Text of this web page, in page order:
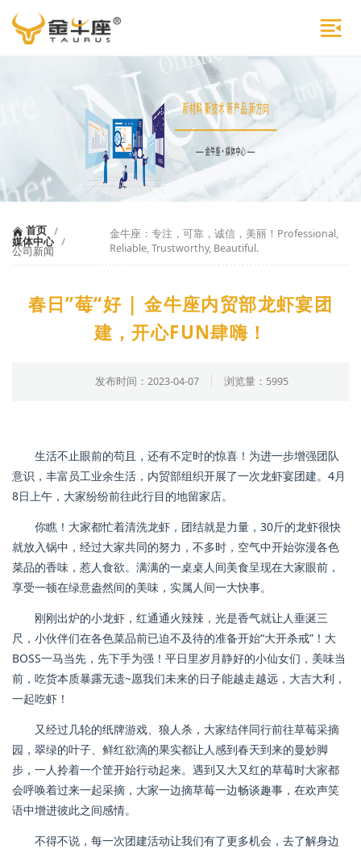
首页 /
媒体中心 /
公司新闻
金牛座：专注，可靠，诚信，美丽！Professional,
Reliable, Trustworthy, Beautiful.
春日”莓“好 | 金牛座内贸部龙虾宴团
建，开心FUN肆嗨！
发布时间：2023-04-07 浏览量：5995
生活不止眼前的苟且，还有不定时的惊喜！为进一步增强团队
意识，丰富员工业余生活，内贸部组织开展了一次龙虾宴团建。4月
8日上午，大家纷纷前往此行目的地留家店。
你瞧！大家都忙着清洗龙虾，团结就是力量，30斤的龙虾很快
就放入锅中，经过大家共同的努力，不多时，空气中开始弥漫各色
菜品的香味，惹人食欲。满满的一桌桌人间美食呈现在大家眼前，
享受一顿在绿意盎然间的美味，实属人间一大快事。
刚刚出炉的小龙虾，红通通火辣辣，光是香气就让人垂涎三
尺，小伙伴们在各色菜品前已迫不及待的准备开始“大开杀戒”！大
BOSS一马当先，先下手为强！平日里岁月静好的小仙女们，美味当
前，吃货本质暴露无遗~愿我们未来的日子能越走越远，大吉大利，
一起吃虾！
又经过几轮的纸牌游戏、狼人杀，大家结伴同行前往草莓采摘
园，翠绿的叶子、鲜红欲滴的果实都让人感到春天到来的曼妙脚
步，一人拎着一个筐开始行动起来。遇到又大又红的草莓时大家都
会呼唤着过来一起采摘，大家一边摘草莓一边畅谈趣事，在欢声笑
语中增进彼此之间感情。
不得不说，每一次团建活动让我们有了更多机会，去了解身边